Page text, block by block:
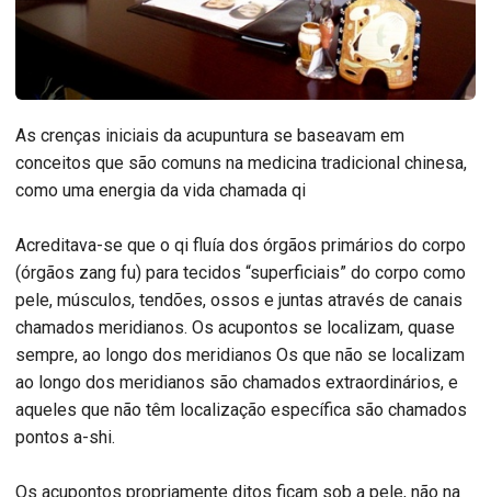
As crenças iniciais da acupuntura se baseavam em
conceitos que são comuns na medicina tradicional chinesa,
como uma energia da vida chamada qi
Acreditava-se que o qi fluía dos órgãos primários do corpo
(órgãos zang fu) para tecidos “superficiais” do corpo como
pele, músculos, tendões, ossos e juntas através de canais
chamados meridianos. Os acupontos se localizam, quase
sempre, ao longo dos meridianos Os que não se localizam
ao longo dos meridianos são chamados extraordinários, e
aqueles que não têm localização específica são chamados
pontos a-shi.
Os acupontos propriamente ditos ficam sob a pele, não na